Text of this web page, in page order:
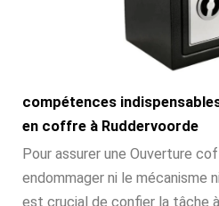
compétences
en coffre à Ruddervoorde
Pour assurer une Ouverture
endommager ni le mécanisme
est crucial de confier la tâche